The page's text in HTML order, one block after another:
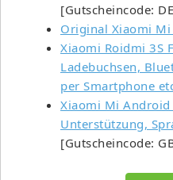
[Gutscheincode:
Original Xiaomi
Xiaomi Roidmi 3S
Ladebuchsen,
per Smartphone
Xiaomi Mi Android
Unterstützung,
[Gutscheincode: